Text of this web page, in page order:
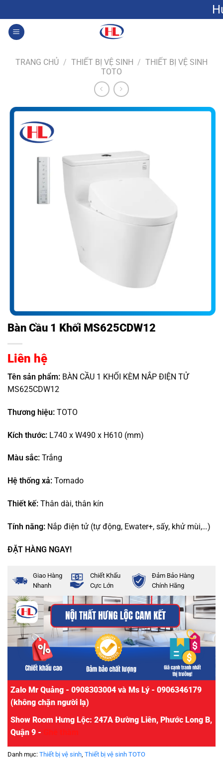
qua
nội
dung
Hưng Lộc:
TRANG CHỦ / THIẾT BỊ VỆ SINH / THIẾT BỊ VỆ SINH
TOTO
Bàn Cầu 1 Khối MS625CDW12
Liên hệ
Tên sản phẩm: BÀN CẦU 1 KHỐI KÈM NẮP ĐIỆN TỬ
MS625CDW12
Thương hiệu: TOTO
Kích thước: L740 x W490 x H610 (mm)
Màu sắc: Trắng
Hệ thống xả: Tornado
Thiết kế: Thân dài, thân kín
Tính năng: Nắp điện tử (tự động, Ewater+, sấy, khử mùi,…)
ĐẶT HÀNG NGAY!
Giao Hàng
Nhanh
Chiết Khấu
Cực Lớn
Đảm Bảo Hàng
Chính Hãng
Zalo Mr Quảng - 0908303004 và Ms Lý - 0906346179
(không chặn người lạ)
Show Room Hưng Lộc: 247A Đường Liên, Phước Long B,
Quận 9 -
Danh mục: Thiết bị vệ sinh Thiết bị vệ sinh TOTO